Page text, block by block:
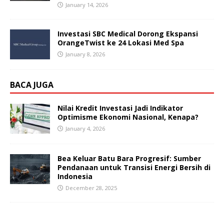
January 14, 2026
Investasi SBC Medical Dorong Ekspansi
OrangeTwist ke 24 Lokasi Med Spa
January 8, 2026
BACA JUGA
Nilai Kredit Investasi Jadi Indikator
Optimisme Ekonomi Nasional, Kenapa?
January 4, 2026
Bea Keluar Batu Bara Progresif: Sumber
Pendanaan untuk Transisi Energi Bersih di
Indonesia
December 28, 2025